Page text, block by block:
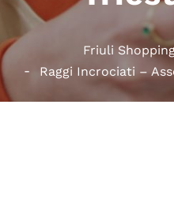
Friuli
Raggi Incrociati –